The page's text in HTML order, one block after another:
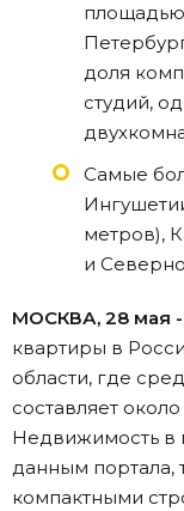
площадью
доля
студий,
Самые
метров),
и
МОСКВА, 28 мая
квартиры в
области, где
составляет
Недвижимость в
данным портала,
компактными